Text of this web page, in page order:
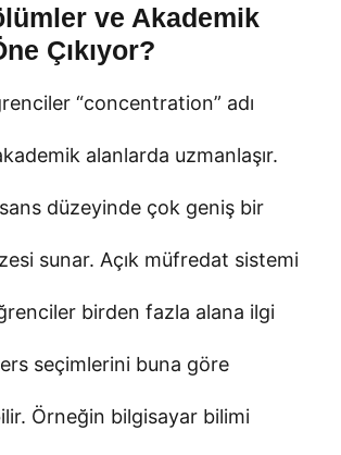
ve Akademik
Çıkıyor?
“concentration” adı
alanlarda uzmanlaşır.
düzeyinde çok geniş bir
sunar. Açık müfredat sistemi
birden fazla alana ilgi
seçimlerini buna göre
Örneğin bilgisayar bilimi